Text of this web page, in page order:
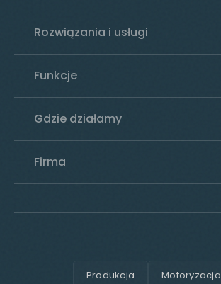
Rozwiązania i usługi
Funkcje
Gdzie działamy
Firma
Produkcja Motoryzacja